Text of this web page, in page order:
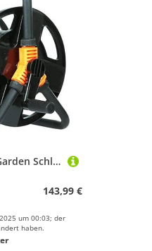
CWZZWS Outdoor Garden Schlauch Rollengartenschlauch Rollenwagen ， Tragbarer Schlauchwagenrolle All-in-One Quick Storage Water Pipe Trolley besonders stabil, bequem im Garten und im Freien (schwarz,
143,99 €
um 00:03; der
haben.